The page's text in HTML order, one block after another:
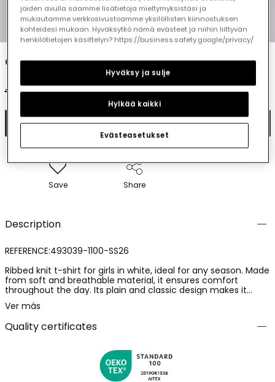
2 3 4 5 6
Girls? white cotton T-shirt
€15.95 €7.95 €6.35
Add to cart
Save Share
Description
REFERENCE:493039-1100-SS26
Ribbed knit t-shirt for girls in white, ideal for any season. Made
from soft and breathable material, it ensures comfort
throughout the day. Its plain and classic design makes it
versatile to pair with different outfits. The t-shirt features a
round neck and short sleeves, perfect for a casual style. It is
available in sizes for ages from 12 months to 14 years. A basic
and practical garment that easily fits into your little one?s
Ver más
Quality certificates
joiden avulla saamme lisätietoja mieltymyksistäsi ja
mukautamme verkkosivustoamme yksilöllisten kiinnostuksen
kohteidesi mukaan. Hyväksytkö nämä evästeet ja niihin liittyvän
henkilötietojen käsittelyn? https://business.safety.google/privacy/
Evästeasetukset
Hylkää kaikki
Hyväksy ja sulje